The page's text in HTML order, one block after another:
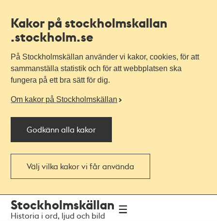
Kakor på stockholmskallan
.stockholm.se
På Stockholmskällan använder vi kakor, cookies, för att
sammanställa statistik och för att webbplatsen ska
fungera på ett bra sätt för dig.
Om kakor på Stockholmskällan
Godkänn alla kakor
Välj vilka kakor vi får använda
navigationen
huvudinnehållet
Stockholmskällan
Historia i ord, ljud och bild